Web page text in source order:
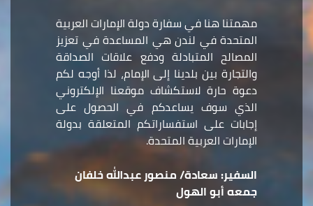
مهمتنا هنا في سفارة دولة الإمارات العربية
المتحدة في لندن هي المساعدة في تعزيز
المصالح المتبادلة ودفع علاقات الصداقة
والتجارة بين بلدينا إلى الإمام، لذا أوجه لكم
دعوة حارة لاستكشاف موقعنا الإلكتروني
الذي سوف يساعدكم في الحصول على
إجابات على استفساراتكم المتعلقة بدولة
الإمارات العربية المتحدة.
السفير:سعادة/ منصور عبدالله خلفان
جمعه أبو الهول